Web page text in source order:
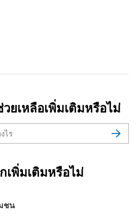
ยเหลือเพิ่มเติมหรือไม่
เพิ่มเติมหรือไม่
ชน